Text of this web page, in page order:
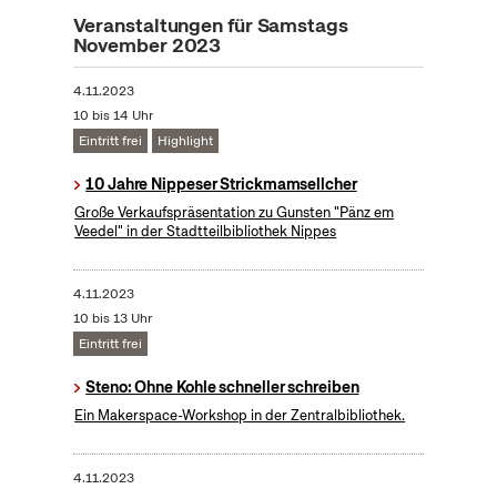
Veranstaltungen für Samstags
November 2023
4.11.2023
10 bis 14 Uhr
Eintritt frei
Highlight
10 Jahre Nippeser Strickmamsellcher
Große Verkaufspräsentation zu Gunsten "Pänz em
Veedel" in der Stadtteilbibliothek Nippes
4.11.2023
10 bis 13 Uhr
Eintritt frei
Steno: Ohne Kohle schneller schreiben
Ein Makerspace-Workshop in der Zentralbibliothek.
4.11.2023